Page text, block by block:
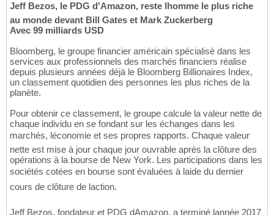
Jeff Bezos, le PDG d'Amazon, reste lhomme le plus riche
au monde devant Bill Gates et Mark Zuckerberg
Avec 99 milliards USD
Bloomberg, le groupe financier américain spécialisé dans les
services aux professionnels des marchés financiers réalise
depuis plusieurs années déjà le Bloomberg Billionaires Index,
un classement quotidien des personnes les plus riches de la
planète.
Pour obtenir ce classement, le groupe calcule la valeur nette de
chaque individu en se fondant sur les échanges dans les
marchés, léconomie et ses propres rapports. Chaque valeur
nette est mise à jour chaque jour ouvrable après la clôture des
opérations à la bourse de New York. Les participations dans les
sociétés cotées en bourse sont évaluées à laide du dernier
cours de clôture de laction.
Jeff Bezos, fondateur et PDG dAmazon, a terminé lannée 2017